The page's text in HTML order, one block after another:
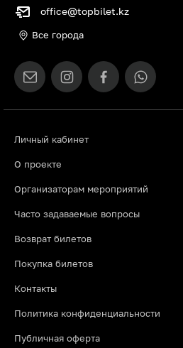
Личный кабинет
О проекте
Организаторам мероприятий
Часто задаваемые вопросы
Возврат билетов
Покупка билетов
Контакты
Политика конфиденциальности
Публичная оферта
office@topbilet.kz
Все города